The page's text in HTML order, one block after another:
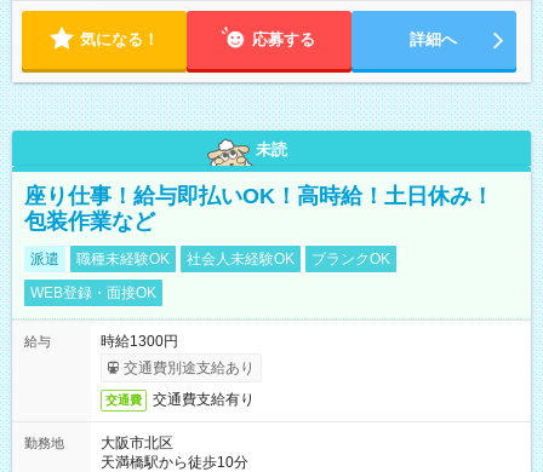
両立しやすい☆
気になる！ 応募する 詳細へ
未読
座り仕事！給与即払いOK！高時給！土日休み！
包装作業など
派遣 職種未経験OK 社会人未経験OK
ブランクOK
WEB登録・面接OK
給与
時給1300円
交通費別途支給あり
交通費 交通費支給有り
勤務地
大阪市北区
天満橋駅から徒歩10分